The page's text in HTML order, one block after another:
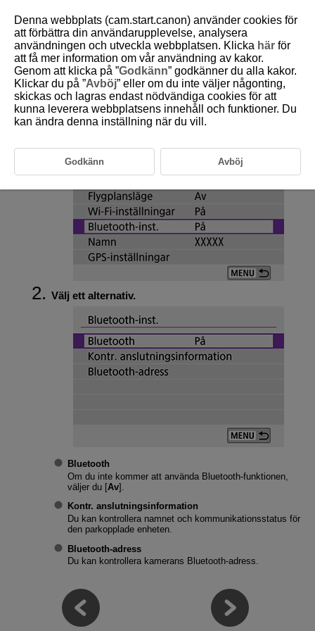
D101-156
Bluetooth-inställningar
Välj [ :Bluetooth-inst.].
Välj ett alternativ.
Bluetooth
Om du inte kommer att använda Bluetooth-funktionen,
väljer du [Av].
Kontr. anslutningsinformation
Du kan kontrollera namnet och kommunikationsstatus för
den parkopplade enheten.
Bluetooth-adress
Du kan kontrollera kamerans Bluetooth-adress.
Denna webbplats (cam.start.canon) använder cookies för
att förbättra din användarupplevelse, analysera
användningen och utveckla webbplatsen. Klicka här för
att få mer information om vår användning av kakor.
Genom att klicka på ”Godkänn” godkänner du alla kakor.
Klickar du på ”Avböj” eller om du inte väljer någonting,
skickas och lagras endast nödvändiga cookies för att
kunna leverera webbplatsens innehåll och funktioner. Du
kan ändra denna inställning när du vill.
Godkänn Avböj